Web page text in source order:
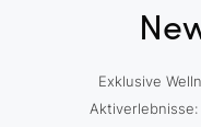
Exklusive